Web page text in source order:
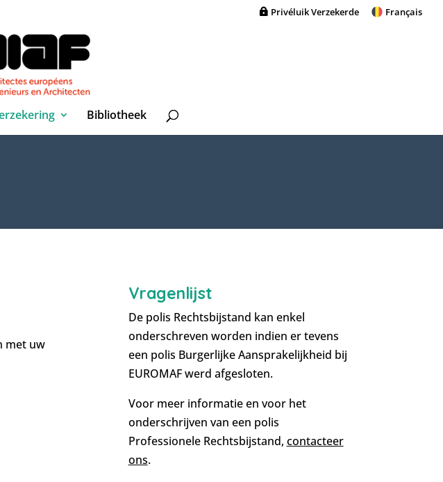
Privéluik Verzekerde Français
Bibliotheek
met uw
Vragenlijst
De polis Rechtsbijstand kan enkel
onderschreven worden indien er tevens
een polis Burgerlijke Aansprakelijkheid bij
EUROMAF werd afgesloten.
Voor meer informatie en voor het
onderschrijven van een polis
Professionele Rechtsbijstand, contacteer
ons.